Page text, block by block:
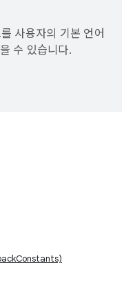
사용자의 기본 언어
수 있습니다.